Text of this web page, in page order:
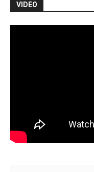
VIDEO